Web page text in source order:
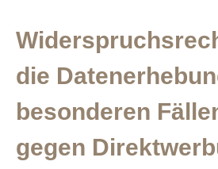
die
besonderen
gegen